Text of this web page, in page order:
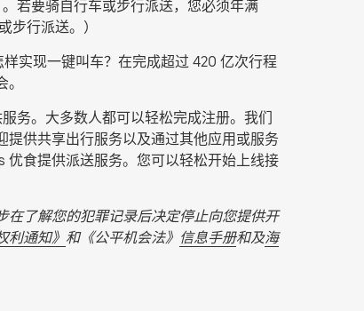
。若要骑自行车或步行派送，您必须年满
步行派送。）
实现一键叫车？在完成超过 420 亿次行程
务。大多数人都可以轻松完成注册。我们
供共享出行服务以及通过其他应用或服务
食提供派送服务。您可以轻松开始上线接
了解您的犯罪记录后决定停止向您提供开
利通知》 和《公平机会法》 信息手册和及海